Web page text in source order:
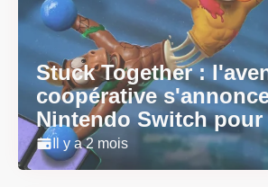
Stuck Together :
coopérative
Nintendo Switch pour
Il y a 2 mois